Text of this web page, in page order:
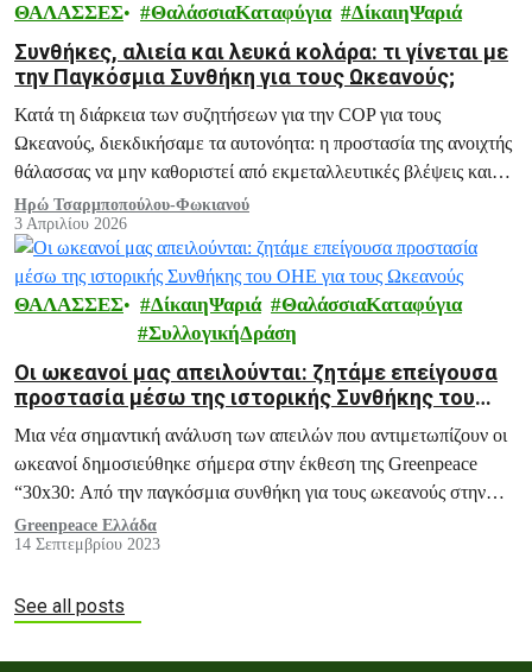
ΘΑΛΑΣΣΕΣ ΘαλάσσιαΚαταφύγια ΔίκαιηΨαριά
Συνθήκες, αλιεία και λευκά κολάρα: τι γίνεται με
την Παγκόσμια Συνθήκη για τους Ωκεανούς;
Κατά τη διάρκεια των συζητήσεων για την COP για τους
Ωκεανούς, διεκδικήσαμε τα αυτονόητα: η προστασία της ανοιχτής
θάλασσας να μην καθοριστεί από εκμεταλλευτικές βλέψεις και
εταιρικά συμφέροντα.
Ηρώ Τσαρμποπούλου-Φωκιανού
3 Απριλίου 2026
ΘΑΛΑΣΣΕΣ ΔίκαιηΨαριά
ΘαλάσσιαΚαταφύγια
ΣυλλογικήΔράση
Οι ωκεανοί μας απειλούνται: ζητάμε επείγουσα
προστασία μέσω της ιστορικής Συνθήκης του
ΟΗΕ για τους Ωκεανούς
Μια νέα σημαντική ανάλυση των απειλών που αντιμετωπίζουν οι
ωκεανοί δημοσιεύθηκε σήμερα στην έκθεση της Greenpeace
“30x30: Από την παγκόσμια συνθήκη για τους ωκεανούς στην
προστασία της θάλασσας”.
Greenpeace Ελλάδα
14 Σεπτεμβρίου 2023
See all posts